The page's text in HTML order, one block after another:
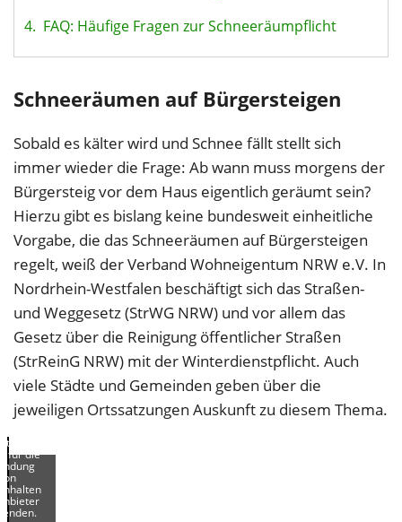
4. FAQ: Häufige Fragen zur Schneeräumpflicht
Schneeräumen auf Bürgersteigen
Sobald es kälter wird und Schnee fällt stellt sich
immer wieder die Frage: Ab wann muss morgens der
Bürgersteig vor dem Haus eigentlich geräumt sein?
Hierzu gibt es bislang keine bundesweit einheitliche
Vorgabe, die das Schneeräumen auf Bürgersteigen
regelt, weiß der Verband Wohneigentum NRW e.V. In
Nordrhein-Westfalen beschäftigt sich das Straßen-
und Weggesetz (StrWG NRW) und vor allem das
Gesetz über die Reinigung öffentlicher Straßen
(StrReinG NRW) mit der Winterdienstpflicht. Auch
viele Städte und Gemeinden geben über die
jeweiligen Ortssatzungen Auskunft zu diesem Thema.
Sie
Video
Sie die
für die